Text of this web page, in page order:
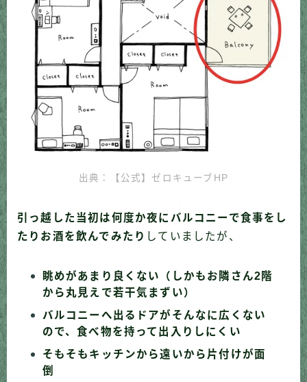
出典：【公式】ゼロキューブHP
引っ越した当初は何度か夜にバルコニーで食事をし
たりお酒を飲んでみたり していましたが、
眺めがあまり良くない（しかもお隣さん2階
から丸見えで若干気まずい）
バルコニーへ出るドアがそんなに広くない
ので、食べ物を持って出入りしにくい
そもそもキッチンから遠いから片付けが面
倒